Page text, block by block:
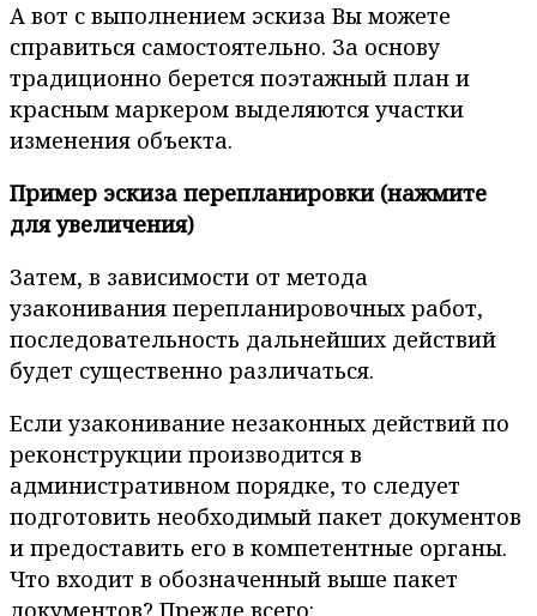
А вот с выполнением эскиза Вы можете
справиться самостоятельно. За основу
традиционно берется поэтажный план и
красным маркером выделяются участки
изменения объекта.
Пример эскиза перепланировки (нажмите
для увеличения)
Затем, в зависимости от метода
узаконивания перепланировочных работ,
последовательность дальнейших действий
будет существенно различаться.
Если узаконивание незаконных действий по
реконструкции производится в
административном порядке, то следует
подготовить необходимый пакет документов
и предоставить его в компетентные органы.
Что входит в обозначенный выше пакет
документов? Прежде всего: